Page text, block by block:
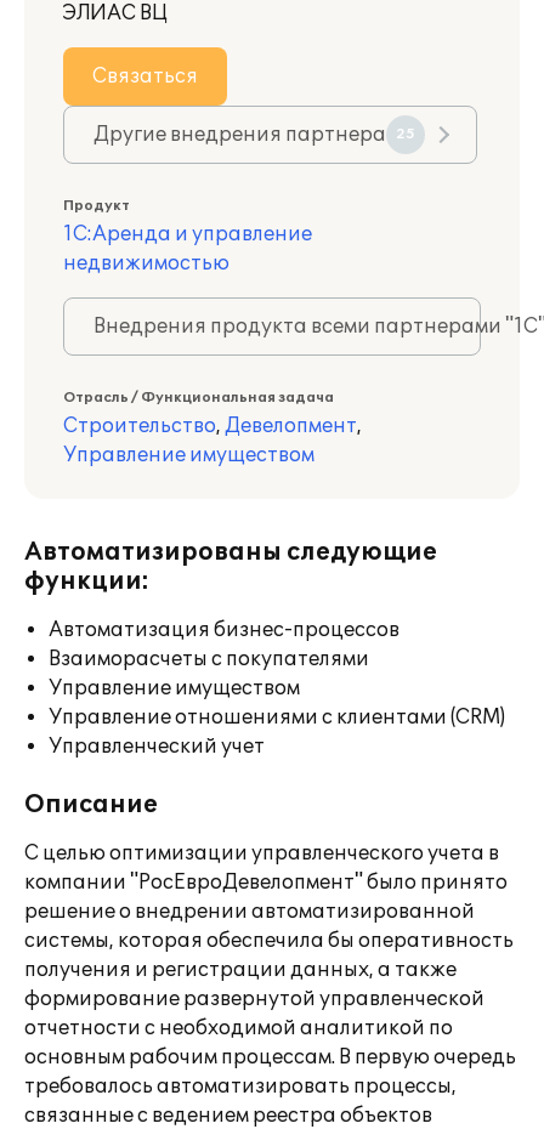
ЭЛИАС ВЦ
Связаться
Другие внедрения партнера 25
Продукт
1С:Аренда и управление
недвижимостью
Внедрения продукта всеми партнерами
Отрасль / Функциональная задача
Строительство, Девелопмент,
Управление имуществом
Автоматизированы следующие
функции:
Автоматизация бизнес-процессов
Взаиморасчеты с покупателями
Управление имуществом
Управление отношениями с клиентами (CRM)
Управленческий учет
Описание
С целью оптимизации управленческого учета в
компании "РосЕвроДевелопмент" было принято
решение о внедрении автоматизированной
системы, которая обеспечила бы оперативность
получения и регистрации данных, а также
формирование развернутой управленческой
отчетности с необходимой аналитикой по
основным рабочим процессам. В первую очередь
требовалось автоматизировать процессы,
связанные с ведением реестра объектов